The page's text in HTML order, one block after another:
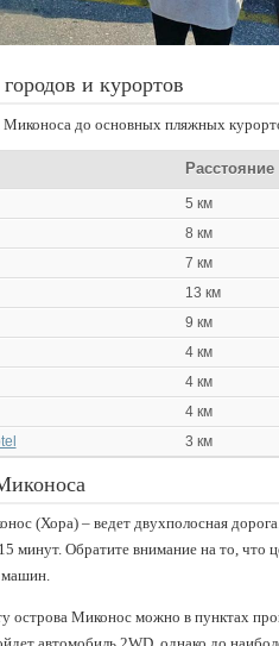
и курортов
Миконоса до основных пляжных
5 км
8 км
7 км
13 км
9 км
4 км
4 км
4 км
3 км
(Хора) – ведет двухполосная
минут. Обратите внимание на то, что
машин.
Миконос можно в пунктах